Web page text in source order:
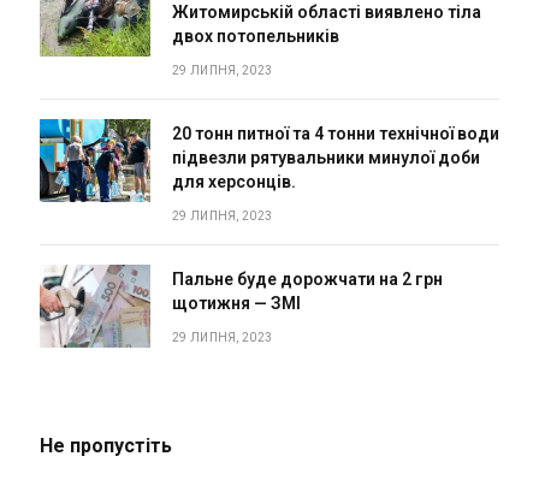
Житомирській області виявлено тіла
двох потопельників
29 ЛИПНЯ, 2023
20 тонн питної та 4 тонни технічної води
підвезли рятувальники минулої доби
для херсонців.
29 ЛИПНЯ, 2023
Пальне буде дорожчати на 2 грн
щотижня — ЗМІ
29 ЛИПНЯ, 2023
Не пропустіть